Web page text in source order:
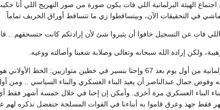
اجتماع الهيئة البرلمانية اللي فات يكون صورة من صور التهريج اللي أنا
ماشي في التحقيقات الآن، وبيتساقطوا زي ما تتساقط أوراق الخريف تماماً.
فات عن التسجيل خافوا أن يثيروا شئ لأن إرادتكم كانت حتسحقهم ..
ولكن إرادة الله سبحانه وتعالى وصلابة شعبنا وأصالته ووعيه.
أعود إلى المعركة وزي ما حكيت لكم في الهيئة البرلمانية من أول يوم بعد 67 وإحنا بنسير في
جهد وعرق قاموا به أبناءنا في القوات المسلحة حنفضل نذكره لهم